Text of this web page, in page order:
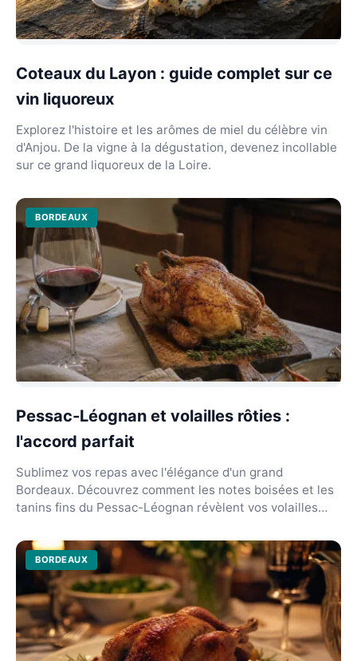
Coteaux du Layon : guide complet sur ce
vin liquoreux
Explorez l'histoire et les arômes de miel du célèbre vin
d'Anjou. De la vigne à la dégustation, devenez incollable
sur ce grand liquoreux de la Loire.
BORDEAUX
Pessac-Léognan et volailles rôties :
l'accord parfait
Sublimez vos repas avec l'élégance d'un grand
Bordeaux. Découvrez comment les notes boisées et les
tanins fins du Pessac-Léognan révèlent vos volailles
BORDEAUX